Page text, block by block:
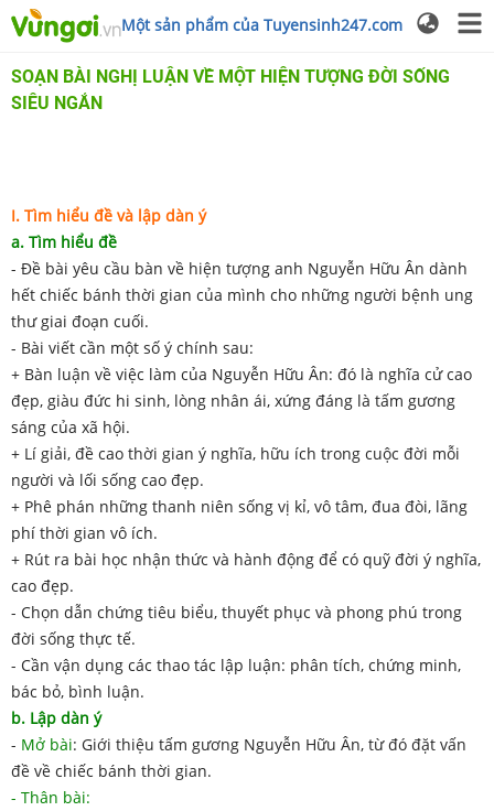
Một sản phẩm của Tuyensinh247.com
SOẠN BÀI NGHỊ LUẬN VỀ MỘT HIỆN TƯỢNG ĐỜI SỐNG
SIÊU NGẮN
I. Tìm hiểu đề và lập dàn ý
a. Tìm hiểu đề
- Đề bài yêu cầu bàn về hiện tượng anh Nguyễn Hữu Ân dành
hết chiếc bánh thời gian của mình cho những người bệnh ung
thư giai đoạn cuối.
- Bài viết cần một số ý chính sau:
+ Bàn luận về việc làm của Nguyễn Hữu Ân: đó là nghĩa cử cao
đẹp, giàu đức hi sinh, lòng nhân ái, xứng đáng là tấm gương
sáng của xã hội.
+ Lí giải, đề cao thời gian ý nghĩa, hữu ích trong cuộc đời mỗi
người và lối sống cao đẹp.
+ Phê phán những thanh niên sống vị kỉ, vô tâm, đua đòi, lãng
phí thời gian vô ích.
+ Rút ra bài học nhận thức và hành động để có quỹ đời ý nghĩa,
cao đẹp.
- Chọn dẫn chứng tiêu biểu, thuyết phục và phong phú trong
đời sống thực tế.
- Cần vận dụng các thao tác lập luận: phân tích, chứng minh,
bác bỏ, bình luận.
b. Lập dàn ý
- Mở bài: Giới thiệu tấm gương Nguyễn Hữu Ân, từ đó đặt vấn
đề về chiếc bánh thời gian.
- Thân bài: